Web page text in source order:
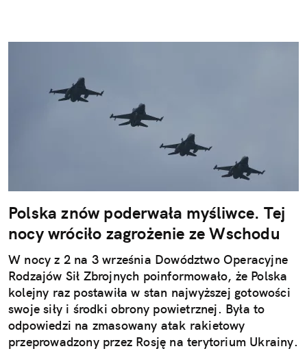
Polska znów poderwała myśliwce. Tej
nocy wróciło zagrożenie ze Wschodu
W nocy z 2 na 3 września Dowództwo Operacyjne
Rodzajów Sił Zbrojnych poinformowało, że Polska
kolejny raz postawiła w stan najwyższej gotowości
swoje siły i środki obrony powietrznej. Była to
odpowiedzi na zmasowany atak rakietowy
przeprowadzony przez Rosję na terytorium Ukrainy.